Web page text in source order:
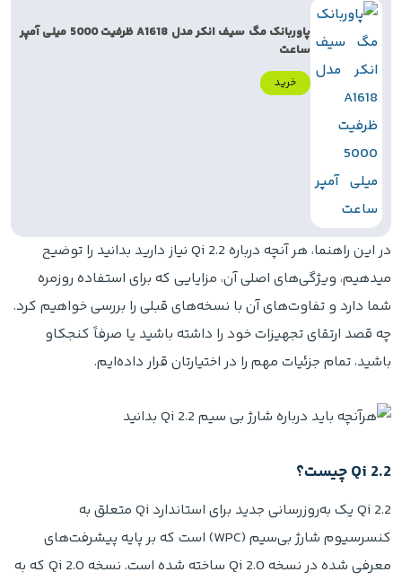
پاوربانک مگ سیف انکر مدل A1618 ظرفیت 5000 میلی آمپر
ساعت
خرید
در این راهنما، هر آنچه درباره Qi 2.2 نیاز دارید بدانید را توضیح
میدهیم، ویژگی‌های اصلی آن، مزایایی که برای استفاده روزمره
شما دارد و تفاوت‌های آن با نسخه‌های قبلی را بررسی خواهیم کرد.
چه قصد ارتقای تجهیزات خود را داشته باشید یا صرفاً کنجکاو
باشید، تمام جزئیات مهم را در اختیارتان قرار داده‌ایم.
Qi 2.2 چیست؟
Qi 2.2 یک به‌روزرسانی جدید برای استاندارد Qi متعلق به
کنسرسیوم شارژ بی‌سیم (WPC) است که بر پایه پیشرفت‌های
معرفی‌ شده در نسخه Qi 2.0 ساخته شده است. نسخه Qi 2.0 که به